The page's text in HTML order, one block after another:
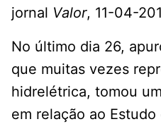
jornal Valor, 11-04-
No último dia 26,
que muitas vezes
hidrelétrica, tomou
em relação ao